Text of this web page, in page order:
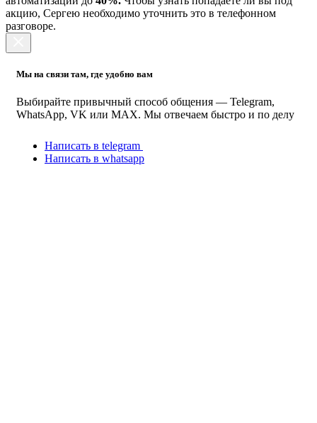
акцию, Сергею необходимо уточнить это в телефонном
разговоре.
Мы на связи там, где удобно вам
Выбирайте привычный способ общения — Telegram,
WhatsApp, VK или MAX. Мы отвечаем быстро и по делу
Написать в telegram
Написать в whatsapp